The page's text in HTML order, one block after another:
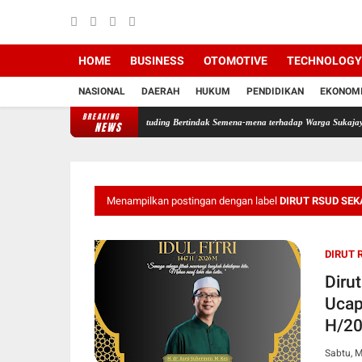
HOME BUSINESS OTOMOTIVE TECHNOLOGY
NASIONAL DAERAH HUKUM PENDIDIKAN
BREAKING
NEWS
Tutup Mata, PT PMC Dituding Bertindak Semena-mena terhadap Warga Sukajaya
Menampilkan postingan dengan label DIRUT RSUD
DIRUT
H/
Sabtu,